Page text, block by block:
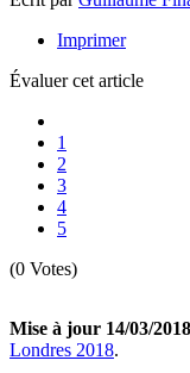
Imprimer
Évaluer cet article
1
2
3
4
5
(0 Votes)
Mise à jour 14/03/2018
Londres 2018.